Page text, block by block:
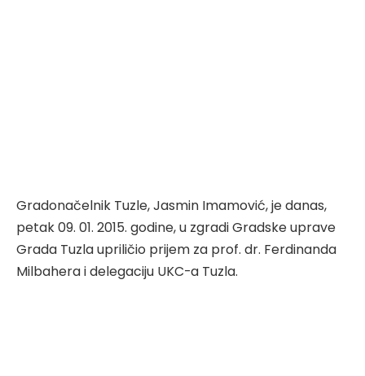
Gradonačelnik Tuzle, Jasmin Imamović, je danas,
petak 09. 01. 2015. godine, u zgradi Gradske uprave
Grada Tuzla upriličio prijem za prof. dr. Ferdinanda
Milbahera i delegaciju UKC-a Tuzla.